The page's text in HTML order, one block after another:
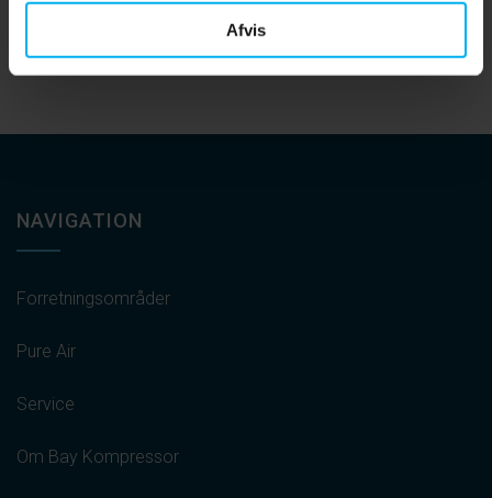
Afvis
NAVIGATION
Forretningsområder
Pure Air
Service
Om Bay Kompressor